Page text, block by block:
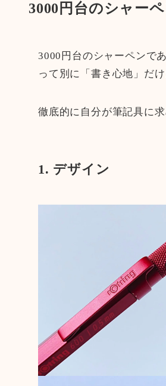
3000円台のシャー
3000円台のシャーペンで
って別に「書き心地」だ
徹底的に自分が筆記具に
1. デザイン